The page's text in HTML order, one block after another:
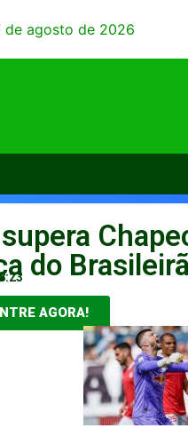
de agosto de 2026
do
AGORA!